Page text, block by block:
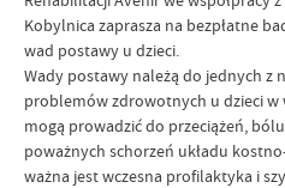
Kobylnica zaprasza na bezpłatne
wad postawy u dzieci.
Wady postawy należą do jednych z
problemów zdrowotnych u dzieci w
mogą prowadzić do przeciążeń,
poważnych schorzeń układu
ważna jest wczesna profilaktyka i